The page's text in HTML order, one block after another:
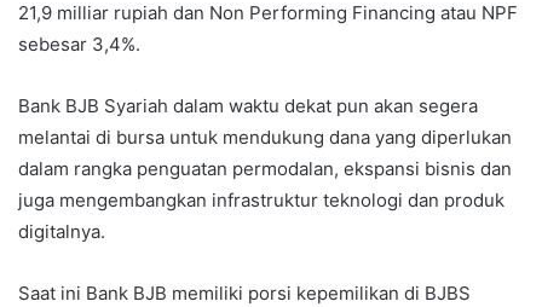
21,9 milliar rupiah dan Non Performing Financing atau NPF
sebesar 3,4%.
Bank BJB Syariah dalam waktu dekat pun akan segera
melantai di bursa untuk mendukung dana yang diperlukan
dalam rangka penguatan permodalan, ekspansi bisnis dan
juga mengembangkan infrastruktur teknologi dan produk
digitalnya.
Saat ini Bank BJB memiliki porsi kepemilikan di BJBS